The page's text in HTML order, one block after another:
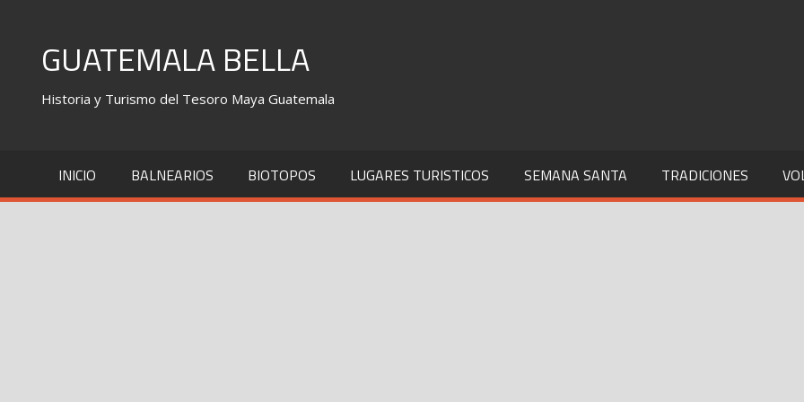
contentGUATEMALA BELLA
Historia y Turismo del Tesoro Maya Guatemala
INICIO BALNEARIOS BIOTOPOS LUGARES TURISTICOS SEMANA SANTA TRADICIONES